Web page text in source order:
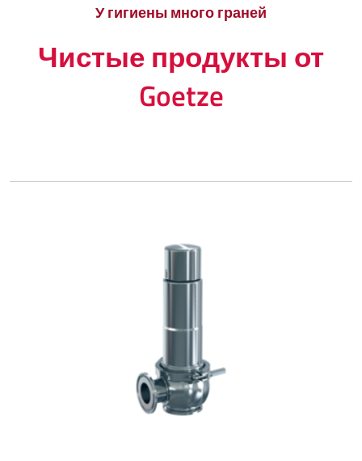
У гигиены много граней
Чистые продукты от
Goetze